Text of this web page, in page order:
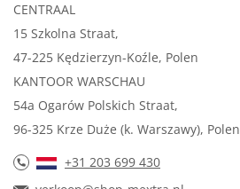
CENTRAAL
15 Szkolna Straat,
47-225 Kędzierzyn-Koźle, Polen
KANTOOR WARSCHAU
54a Ogarów Polskich Straat,
96-325 Krze Duże (k. Warszawy), Polen
+31 203 699 430